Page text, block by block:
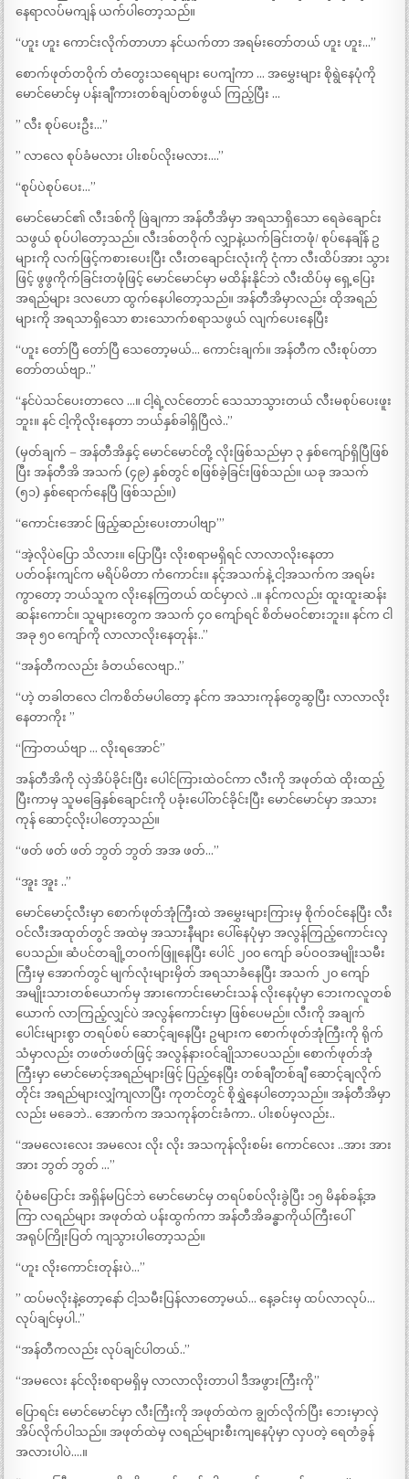
နေရာလပ်မကျန် ယက်ပါတော့သည်။
“ဟူး ဟူး ကောင်းလိုက်တာဟာ နင်ယက်တာ အရမ်းတော်တယ် ဟူး ဟူး…”
စောက်ဖုတ်တဝိုက် တံတွေးသရေများ ပေကျံကာ … အမွှေးများ စိုရွဲနေပုံကို
မောင်မောင်မှ ပန်းချီကားတစ်ချပ်တစ်ဖွယ် ကြည့်ပြီး …
” လီး စုပ်ပေးဦး…”
” လာလေ စုပ်ခံမလား ပါးစပ်လိုးမလား….”
“စုပ်ပဲစုပ်ပေး…”
မောင်မောင်၏ လီးဒစ်ကို ဖြဲချကာ အန်တီအိမှာ အရသာရှိသော ရေခဲချောင်း
သဖွယ် စုပ်ပါတော့သည်။ လီးဒစ်တဝိုက် လျှာနဲ့ယက်ခြင်းတဖုံ/ စုပ်နေချိန် ဥ
များကို လက်ဖြင့်ကစားပေးပြီး လီးတချောင်းလုံးကို ငုံကာ လီးထိပ်အား သွား
ဖြင့် ဖွဖွကိုက်ခြင်းတဖုံဖြင့် မောင်မောင်မှာ မထိန်းနိုင်ဘဲ လီးထိပ်မှ ရှေ့ပြေး
အရည်များ ဒလဟော ထွက်နေပါတော့သည်။ အန်တီအိမှာလည်း ထိုအရည်
များကို အရသာရှိသော စားသောက်စရာသဖွယ် လျက်ပေးနေပြီး
“ဟူး တော်ပြီ တော်ပြီ သေတော့မယ်… ကောင်းချက်။ အန်တီက လီးစုပ်တာ
တော်တယ်ဗျာ..”
“နင်ပဲသင်ပေးတာလေ …။ ငါ့ရဲ့လင်တောင် သေသာသွားတယ် လီးမစုပ်ပေးဖူး
ဘူး။ နင် ငါ့ကိုလိုးနေတာ ဘယ်နှစ်ခါရှိပြီလဲ..”
(မှတ်ချက် – အန်တီအိနှင့် မောင်မောင်တို့ လိုးဖြစ်သည်မှာ ၃ နှစ်ကျော်ရှိပြီဖြစ်
ပြီး အန်တီအိ အသက် (၄၉) နှစ်တွင် စဖြစ်ခဲ့ခြင်းဖြစ်သည်။ ယခု အသက်
(၅၁) နှစ်ရောက်နေပြီ ဖြစ်သည်။)
“ကောင်းအောင် ဖြည့်ဆည်းပေးတာပါဗျာ’”
“အဲ့လိုပဲပြော သိလား။ ပြောပြီး လိုးစရာမရှိရင် လာလာလိုးနေတာ
ပတ်ဝန်းကျင်က မရိပ်မိတာ ကံကောင်း။ နင့်အသက်နဲ့ ငါ့အသက်က အရမ်း
ကွာတော့ ဘယ်သူက လိုးနေကြတယ် ထင်မှာလဲ ..။ နင်ကလည်း ထူးထူးဆန်း
ဆန်းကောင်။ သူများတွေက အသက် ၄၀ ကျော်ရင် စိတ်မဝင်စားဘူး။ နင်က ငါ
အခု ၅၀ ကျော်ကို လာလာလိုးနေတုန်း..”
“အန်တီကလည်း ခံတယ်လေဗျာ..”
“ဟဲ့ တခါတလေ ငါကစိတ်မပါတော့ နင်က အသားကုန်တွေဆွပြီး လာလာလိုး
နေတာကိုး ”
“ကြာတယ်ဗျာ … လိုးရအောင်”
အန်တီအိကို လှဲအိပ်ခိုင်းပြီး ပေါင်ကြားထဲဝင်ကာ လီးကို အဖုတ်ထဲ ထိုးထည့်
ပြီးကာမှ သူမခြေနှစ်ချောင်းကို ပခုံးပေါ်တင်ခိုင်းပြီး မောင်မောင်မှာ အသား
ကုန် ဆောင့်လိုးပါတော့သည်။
“ဖတ် ဖတ် ဖတ် ဘွတ် ဘွတ် အအ ဖတ်…”
“အူး အူး ..”
မောင်မောင့်လီးမှာ စောက်ဖုတ်အုံကြီးထဲ အမွှေးများကြားမှ စိုက်ဝင်နေပြီး လီး
ဝင်လီးအထုတ်တွင် အထဲမှ အသားနီများ ပေါ်နေပုံမှာ အလွန်ကြည့်ကောင်းလှ
ပေသည်။ ဆံပင်တချို့တဝက်ဖြူနေပြီး ပေါင် ၂၀၀ ကျော် ခပ်ဝဝအမျိုးသမီး
ကြီးမှ အောက်တွင် မျက်လုံးများမှိတ် အရသာခံနေပြီး အသက် ၂၀ ကျော်
အမျိုးသားတစ်ယောက်မှ အားကောင်းမောင်းသန် လိုးနေပုံမှာ ဘေးကလူတစ်
ယောက် လာကြည့်လျှင်ပဲ အလွန်ကောင်းမှာ ဖြစ်ပေမည်။ လီးကို အချက်
ပေါင်းများစွာ တရပ်စပ် ဆောင့်ချနေပြီး ဥများက စောက်ဖုတ်အုံကြီးကို ရိုက်
သံမှာလည်း တဖတ်ဖတ်ဖြင့် အလွန်နားဝင်ချိုသာပေသည်။ စောက်ဖုတ်အုံ
ကြီးမှာ မောင်မောင့်အရည်များဖြင့် ပြည့်နေပြီး တစ်ချီတစ်ချီ ဆောင့်ချလိုက်
တိုင်း အရည်များလျှံကျလာပြီး ကုတင်တွင် စိုရွှဲနေပါတော့သည်။ အန်တီအိမှာ
လည်း မခေဘဲ.. အောက်က အသကုန်တင်းခံကာ.. ပါးစပ်မှလည်း..
“အမလေးလေး အမလေး လိုး လိုး အသကုန်လိုးစမ်း ကောင်လေး ..အား အား
အား ဘွတ် ဘွတ် …”
ပုံစံမပြောင်း အရှိန်မပြင်ဘဲ မောင်မောင်မှ တရပ်စပ်လိုးခွဲပြီး ၁၅ မိနစ်ခန့်အ
ကြာ လရည်များ အဖုတ်ထဲ ပန်းထွက်ကာ အန်တီအိခန္ဓာကိုယ်ကြီးပေါ်
အရုပ်ကြိုးပြတ် ကျသွားပါတော့သည်။
“ဟူး လိုးကောင်းတုန်းပဲ…”
” ထပ်မလိုးနဲ့တော့နော် ငါ့သမီးပြန်လာတော့မယ်… နေ့ခင်းမှ ထပ်လာလုပ်…
လုပ်ချင်မှပါ..”
“အန်တီကလည်း လုပ်ချင်ပါတယ်..”
“အမလေး နင်လိုးစရာမရှိမှ လာလာလိုးတာပါ ဒီအဖွားကြီးကို”
ပြောရင်း မောင်မောင်မှာ လီးကြီးကို အဖုတ်ထဲက ချွတ်လိုက်ပြီး ဘေးမှာလှဲ
အိပ်လိုက်ပါသည်။ အဖုတ်ထဲမှ လရည်များစီးကျနေပုံမှာ လှပတဲ့ ရေတံခွန်
အလားပါပဲ….။